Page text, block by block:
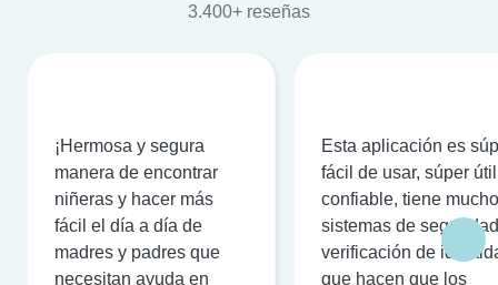
3.400+ reseñas
¡Hermosa y segura
manera de encontrar
niñeras y hacer más
fácil el día a día de
madres y padres que
necesitan ayuda en
Esta aplicación es
fácil de usar, súper
confiable, tiene
sistemas de
verificación de
que hacen que los